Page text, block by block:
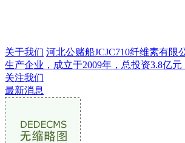
关于我们 河北公赌船JCJC710纤维素有限
生产企业，成立于2009年，总投资3.8亿元
关注我们
最新消息